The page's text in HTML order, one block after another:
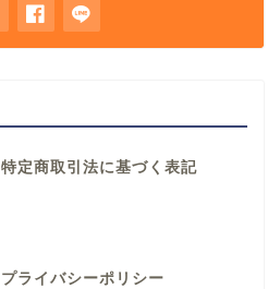
特定商取引法に基づく表記
プライバシーポリシー